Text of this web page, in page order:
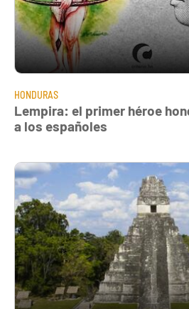
HONDURAS
Lempira: el primer héroe
a los españoles